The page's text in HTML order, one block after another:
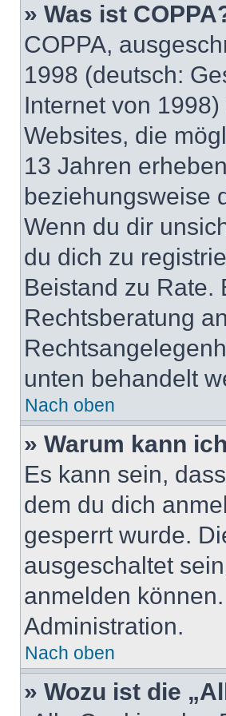
» Was ist
COPPA,
1998 (deutsch:
Internet von
Websites, die
13 Jahren
beziehungsweise
Wenn du dir
du dich zu
Beistand zu Rate.
Rechtsberatung
unten behandelt
Nach oben
» Warum kann
Es kann sein,
dem du dich
gesperrt wurde.
ausgeschaltet
anmelden
Administration.
Nach oben
» Wozu ist die